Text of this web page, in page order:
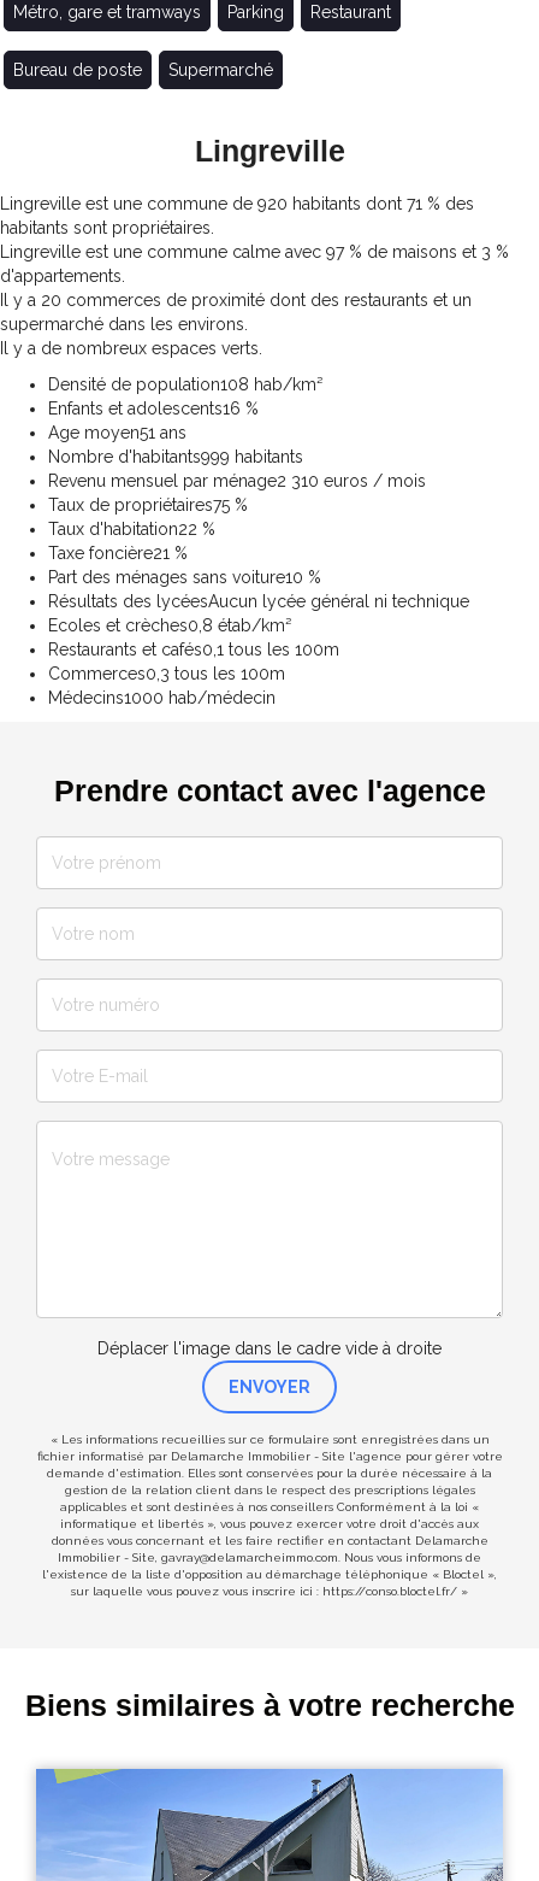
Métro, gare et tramways Parking Restaurant
Bureau de poste Supermarché
Lingreville
Lingreville est une commune de 920 habitants dont 71 % des
habitants sont propriétaires.
Lingreville est une commune calme avec 97 % de maisons et 3 %
d'appartements.
Il y a 20 commerces de proximité dont des restaurants et un
supermarché dans les environs.
Il y a de nombreux espaces verts.
Densité de population108 hab/km²
Enfants et adolescents16 %
Age moyen51 ans
Nombre d'habitants999 habitants
Revenu mensuel par ménage2 310 euros / mois
Taux de propriétaires75 %
Taux d'habitation22 %
Taxe foncière21 %
Part des ménages sans voiture10 %
Résultats des lycéesAucun lycée général ni technique
Ecoles et crèches0,8 étab/km²
Restaurants et cafés0,1 tous les 100m
Commerces0,3 tous les 100m
Médecins1000 hab/médecin
Prendre contact avec l'agence
Déplacer l'image dans le cadre vide à droite
ENVOYER
« Les informations recueillies sur ce formulaire sont enregistrées dans un
fichier informatisé par Delamarche Immobilier - Site l'agence pour gérer votre
demande d'estimation. Elles sont conservées pour la durée nécessaire à la
gestion de la relation client dans le respect des prescriptions légales
applicables et sont destinées à nos conseillers Conformément à la loi «
informatique et libertés », vous pouvez exercer votre droit d'accès aux
données vous concernant et les faire rectifier en contactant Delamarche
Immobilier - Site, gavray@delamarcheimmo.com. Nous vous informons de
l'existence de la liste d'opposition au démarchage téléphonique « Bloctel »,
sur laquelle vous pouvez vous inscrire ici : https://conso.bloctel.fr/ »
Biens similaires à votre recherche